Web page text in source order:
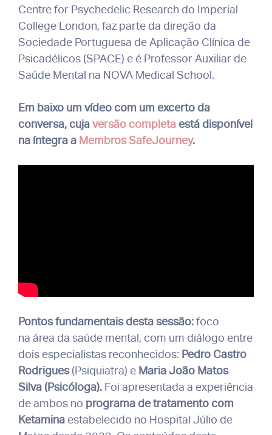
Centre for Psychedelic Research do Imperial
College London, faz parte da direção da
Sociedade Portuguesa de Aplicação Clínica de
Psicadélicos (SPACE) e é Professor Auxiliar de
Saúde Mental na NOVA Medical School.
Em baixo um vídeo com um excerto da
conversa, cujaversão completa está disponível
na íntegra a Membros SafeJourney.
Pontos fundamentais desta sessão:foco
na área da saúde mental, com um diálogo entre
dois especialistas reconhecidos: Pedro Castro
Rodrigues(Psiquiatra) e Maria João Matos
Silva (Psicóloga). Foi apresentada a experiência
de ambos no programa de tratamento com
Ketamina estabelecido no Hospital Júlio de